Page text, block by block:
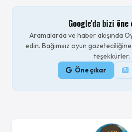
Google'da bizi öne
Aramalarda ve haber akışında
edin. Bağımsız oyun
teşekkürler.
Öne çıkar